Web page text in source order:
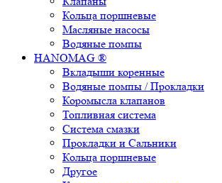
Кольца поршневые
Масляные насосы
Водяные помпы
HANOMAG ®
Вкладыши коренные
Водяные помпы / Прокладки
Коромысла клапанов
Топливная система
Система смазки
Прокладки и Сальники
Кольца поршневые
Другое